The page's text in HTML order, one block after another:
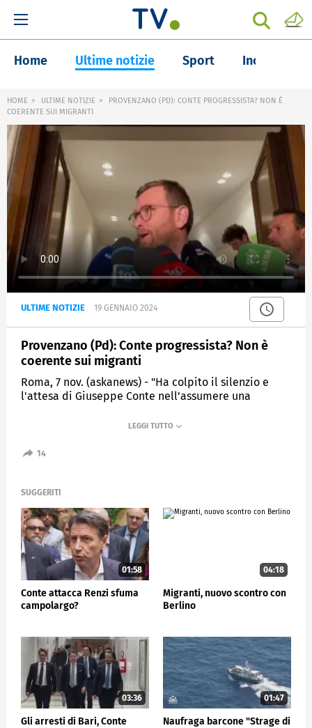
Home Ultime notizie Sport Inchieste
HOME ULTIME NOTIZIE
PROVENZANO (PD): CONTE PROGRESSISTA? NON È
COERENTE SUI MIGRANTI
ULTIME NOTIZIE 19 GENNAIO 2024
Provenzano (Pd): Conte progressista? Non è
coerente sui migranti
Roma, 7 nov. (askanews) - "Ha colpito il silenzio e
l'attesa di Giuseppe Conte nell'assumere una
principi fondamentali di una forza progressista, il Pd
coerenti quando ci si dichiara progressisti". Così il
navi delle Ong.
POLITICA
14
SUGGERITI
01:58
Conte attacca Renzi sfuma
campolargo?
04:18
Migranti, nuovo scontro con
Berlino
03:36
Gli arresti di Bari, Conte
01:47
Naufraga barcone "Strage di